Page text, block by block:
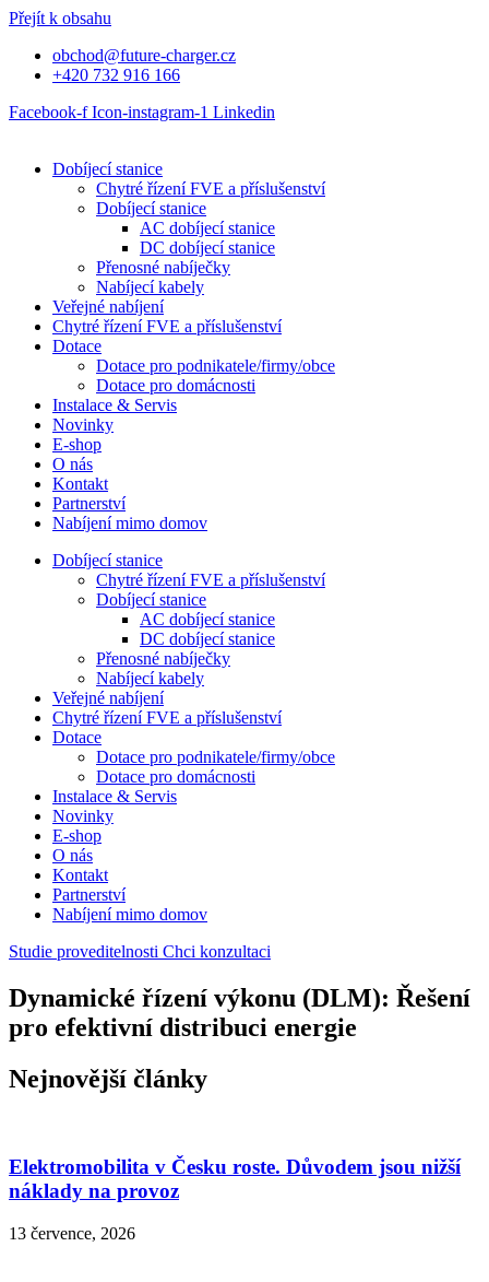
Přejít k obsahu
obchod@future-charger.cz
+420 732 916 166
Facebook-f Icon-instagram-1 Linkedin
Dobíjecí stanice
Chytré řízení FVE a příslušenství
Dobíjecí stanice
AC dobíjecí stanice
DC dobíjecí stanice
Přenosné nabíječky
Nabíjecí kabely
Veřejné nabíjení
Chytré řízení FVE a příslušenství
Dotace
Dotace pro podnikatele/firmy/obce
Dotace pro domácnosti
Instalace & Servis
Novinky
E-shop
O nás
Kontakt
Partnerství
Nabíjení mimo domov
Dobíjecí stanice
Chytré řízení FVE a příslušenství
Dobíjecí stanice
AC dobíjecí stanice
DC dobíjecí stanice
Přenosné nabíječky
Nabíjecí kabely
Veřejné nabíjení
Chytré řízení FVE a příslušenství
Dotace
Dotace pro podnikatele/firmy/obce
Dotace pro domácnosti
Instalace & Servis
Novinky
E-shop
O nás
Kontakt
Partnerství
Nabíjení mimo domov
Studie proveditelnosti Chci konzultaci
Dynamické řízení výkonu (DLM): Řešení
pro efektivní distribuci energie
Nejnovější články
Elektromobilita v Česku roste. Důvodem jsou nižší
náklady na provoz
13 července, 2026